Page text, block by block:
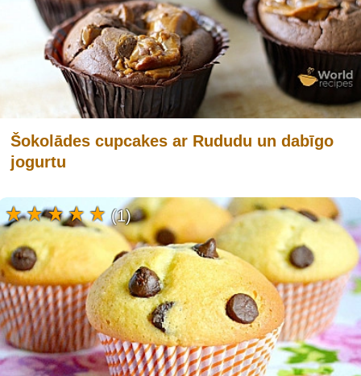
Šokolādes cupcakes ar Rududu un dabīgo
jogurtu
(1)